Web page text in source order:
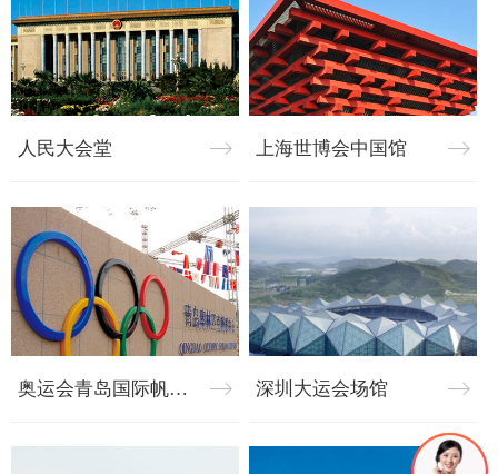
人民大会堂 上海世博会中国馆
奥运会青岛国际帆船比赛中心 深圳大运会场馆